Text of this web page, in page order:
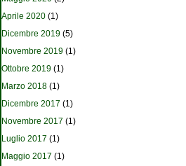
Aprile 2020 (1)
Dicembre 2019 (5)
Novembre 2019 (1)
Ottobre 2019 (1)
Marzo 2018 (1)
Dicembre 2017 (1)
Novembre 2017 (1)
Luglio 2017 (1)
Maggio 2017 (1)